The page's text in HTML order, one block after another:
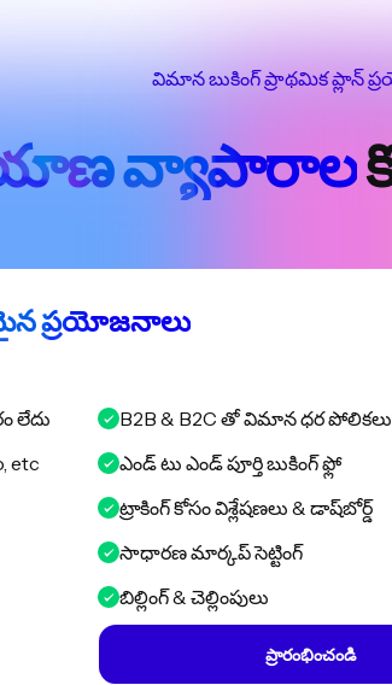
విమాన బుకింగ్ ప్రాథమిక ప్లాన్
వ్యాపారాల
ప్రయోజనాలు
లేదు
etc
B2B & B2C తో విమాన ధర పోలికలు
ఎండ్ టు ఎండ్ పూర్తి బుకింగ్ ఫ్లో
ట్రాకింగ్ కోసం విశ్లేషణలు & డాష్‌బోర్డ్
సాధారణ మార్కప్ సెట్టింగ్
బిల్లింగ్ & చెల్లింపులు
ప్రారంభించండి